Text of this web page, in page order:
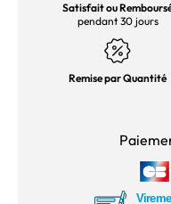
Satisfait ou
pendant 30 jours
Remise par Quantité